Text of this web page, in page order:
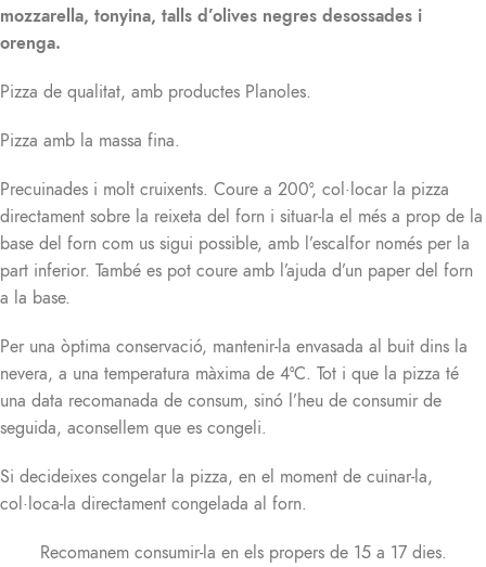
mozzarella, tonyina, talls d’olives negres desossades i
orenga.
Pizza de qualitat, amb productes Planoles.
Pizza amb la massa fina.
Precuinades i molt cruixents. Coure a 200º, col·locar la pizza
directament sobre la reixeta del forn i situar-la el més a prop de la
base del forn com us sigui possible, amb l’escalfor només per la
part inferior. També es pot coure amb l’ajuda d’un paper del forn
a la base.
Per una òptima conservació, mantenir-la envasada al buit dins la
nevera, a una temperatura màxima de 4ºC. Tot i que la pizza té
una data recomanada de consum, sinó l’heu de consumir de
seguida, aconsellem que es congeli.
Si decideixes congelar la pizza, en el moment de cuinar-la,
col·loca-la directament congelada al forn.
Recomanem consumir-la en els propers de 15 a 17 dies.